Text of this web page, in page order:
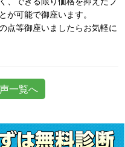
が可能で御座います。
点等御座いましたらお気軽に
一覧へ